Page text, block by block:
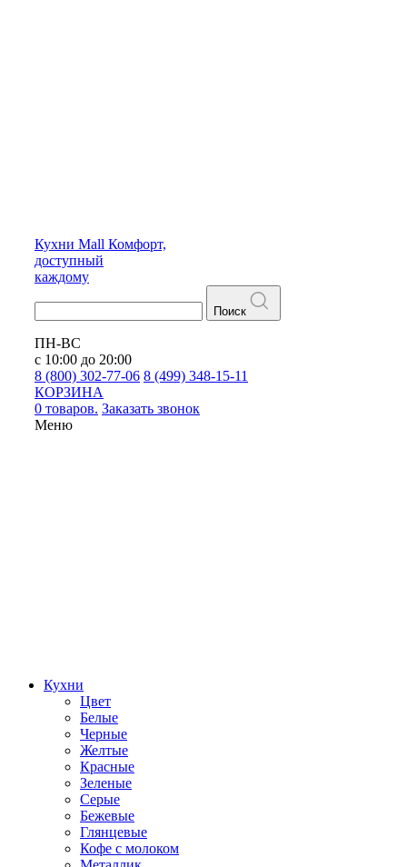
Кухни Mall Комфорт,
доступный
каждому
Поиск
ПН-ВС
с 10:00 до 20:00
8 (800) 302-77-06 8 (499) 348-15-11
КОРЗИНА
0 товаров. Заказать звонок
Меню
Кухни
Цвет
Белые
Черные
Желтые
Красные
Зеленые
Серые
Бежевые
Глянцевые
Кофе с молоком